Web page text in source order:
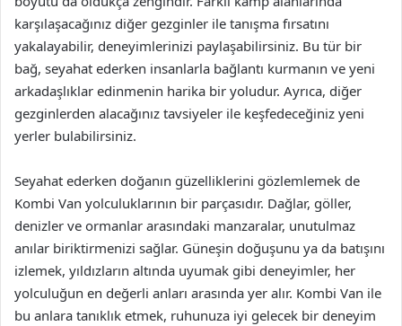
karşılaşacağınız diğer gezginler ile tanışma fırsatını
yakalayabilir, deneyimlerinizi paylaşabilirsiniz. Bu tür bir
bağ, seyahat ederken insanlarla bağlantı kurmanın ve yeni
arkadaşlıklar edinmenin harika bir yoludur. Ayrıca, diğer
gezginlerden alacağınız tavsiyeler ile keşfedeceğiniz yeni
yerler bulabilirsiniz.
Seyahat ederken doğanın güzelliklerini gözlemlemek de
Kombi Van yolculuklarının bir parçasıdır. Dağlar, göller,
denizler ve ormanlar arasındaki manzaralar, unutulmaz
anılar biriktirmenizi sağlar. Güneşin doğuşunu ya da batışını
izlemek, yıldızların altında uyumak gibi deneyimler, her
yolculuğun en değerli anları arasında yer alır. Kombi Van ile
bu anlara tanıklık etmek, ruhunuza iyi gelecek bir deneyim